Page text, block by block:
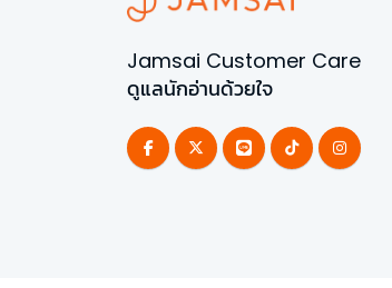
Jamsai Customer Care
ดูแลนักอ่านด้วยใจ